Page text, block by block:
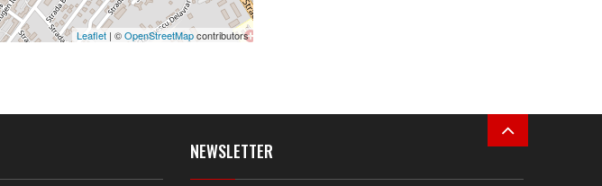
Leaflet | ©OpenStreetMapcontributors
NEWSLETTER